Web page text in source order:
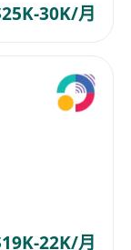
30K/月
22K/月